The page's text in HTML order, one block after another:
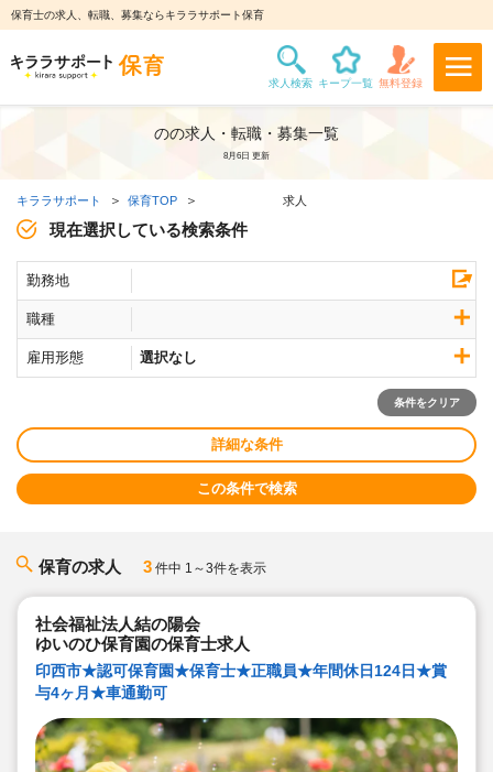
保育士の求人、転職、募集ならキララサポート保育
のの求人・転職・募集一覧
8月6日 更新
キララサポート 保育TOP 求人
現在選択している検索条件
勤務地
職種
雇用形態 選択なし
条件をクリア
詳細な条件
この条件で検索
保育の求人 3 件中 1～3件を表示
社会福祉法人結の陽会
ゆいのひ保育園の保育士求人
印西市★認可保育園★保育士★正職員★年間休日124日★賞
与4ヶ月★車通勤可